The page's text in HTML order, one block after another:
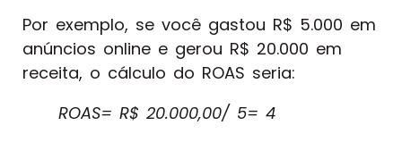
Por exemplo, se você gastou R$ 5.000 em
anúncios online e gerou R$ 20.000 em
receita, o cálculo do ROAS seria:
ROAS= R$ 20.000,00/ 5= 4